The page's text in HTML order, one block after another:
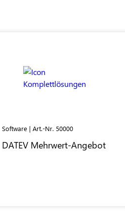
Software | Art.-Nr. 50000
DATEV Mehrwert-Angebot